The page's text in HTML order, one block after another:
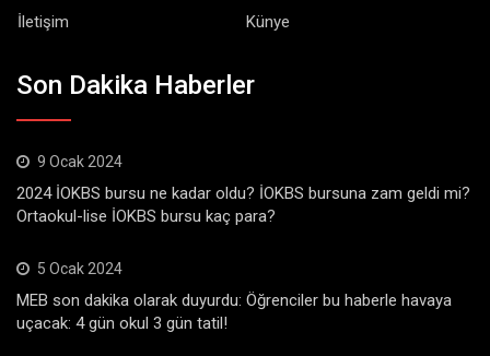
İletişim
Künye
Son Dakika Haberler
9 Ocak 2024
2024 İOKBS bursu ne kadar oldu? İOKBS bursuna zam geldi mi?
Ortaokul-lise İOKBS bursu kaç para?
5 Ocak 2024
MEB son dakika olarak duyurdu: Öğrenciler bu haberle havaya
uçacak: 4 gün okul 3 gün tatil!